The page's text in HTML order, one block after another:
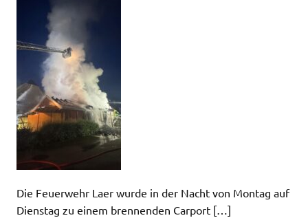
Die Feuerwehr Laer wurde in der Nacht von Montag auf
Dienstag zu einem brennenden Carport […]